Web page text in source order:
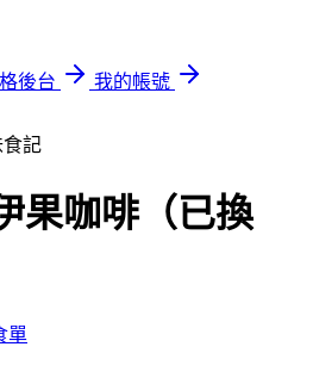
後台
我的帳號
記
果咖啡（已換
單